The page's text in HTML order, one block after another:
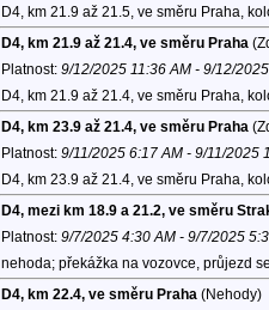
D4, km 21.9 až 21.5, ve směru Praha,
D4, km 21.9 až 21.4, ve směru Praha
Platnost: 9/12/2025 11:36 AM - 9/12/
D4, km 21.9 až 21.4, ve směru Praha,
D4, km 23.9 až 21.4, ve směru Praha
Platnost: 9/11/2025 6:17 AM - 9/11/2025
D4, km 23.9 až 21.4, ve směru Praha,
D4, mezi km 18.9 a 21.2, ve směru
Platnost: 9/7/2025 4:30 AM - 9/7/2025
nehoda; překážka na vozovce, průjezd
D4, km 22.4, ve směru Praha (Nehody)